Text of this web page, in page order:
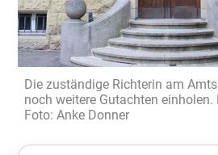
Die zuständige Richterin am
noch weitere Gutachten einholen.
Foto: Anke Donner